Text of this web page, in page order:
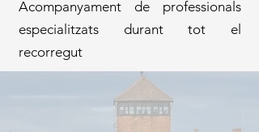
Acompanyament de professionals
especialitzats durant tot el
recorregut